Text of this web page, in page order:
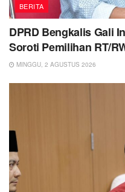
BERITA
DPRD Bengkalis Gali
Soroti Pemilihan RT/
MINGGU, 2 AGUSTUS 2026